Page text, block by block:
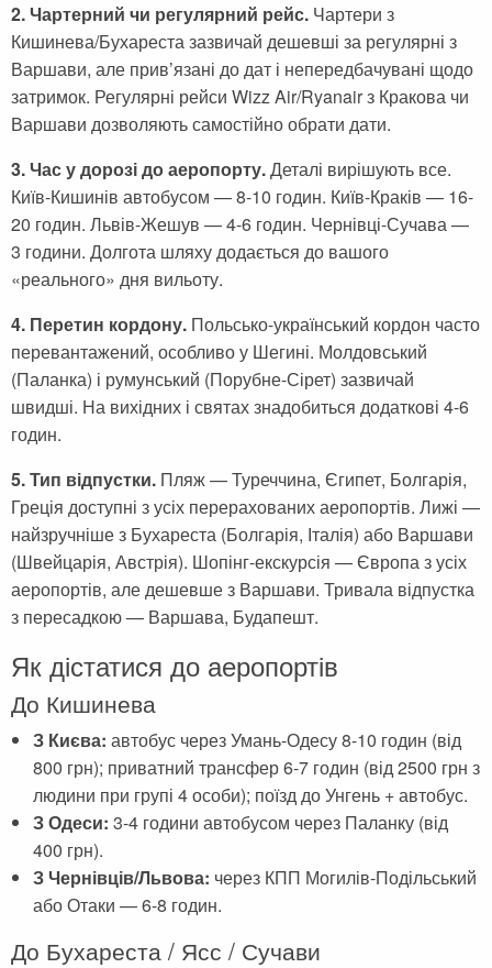
2. Чартерний чи регулярний рейс. Чартери з
Кишинева/Бухареста зазвичай дешевші за регулярні з
Варшави, але прив’язані до дат і непередбачувані щодо
затримок. Регулярні рейси Wizz Air/Ryanair з Кракова чи
Варшави дозволяють самостійно обрати дати.
3. Час у дорозі до аеропорту.Деталі вирішують все.
Київ-Кишинів автобусом — 8-10 годин. Київ-Краків — 16-
20 годин. Львів-Жешув — 4-6 годин. Чернівці-Сучава —
3 години. Долгота шляху додається до вашого
«реального» дня вильоту.
4. Перетин кордону. Польсько-український кордон часто
перевантажений, особливо у Шегині. Молдовський
(Паланка) і румунський (Порубне-Сірет) зазвичай
швидші. На вихідних і святах знадобиться додаткові 4-6
годин.
5. Тип відпустки. Пляж — Туреччина, Єгипет, Болгарія,
Греція доступні з усіх перерахованих аеропортів. Лижі —
найзручніше з Бухареста (Болгарія, Італія) або Варшави
(Швейцарія, Австрія). Шопінг-екскурсія — Європа з усіх
аеропортів, але дешевше з Варшави. Тривала відпустка
з пересадкою — Варшава, Будапешт.
Як дістатися до аеропортів
До Кишинева
З Києва: автобус через Умань-Одесу 8-10 годин (від
800 грн); приватний трансфер 6-7 годин (від 2500 грн з
людини при групі 4 особи); поїзд до Унгень + автобус.
З Одеси: 3-4 години автобусом через Паланку (від
400 грн).
З Чернівців/Львова: через КПП Могилів-Подільський
або Отаки — 6-8 годин.
До Бухареста / Ясс / Сучави